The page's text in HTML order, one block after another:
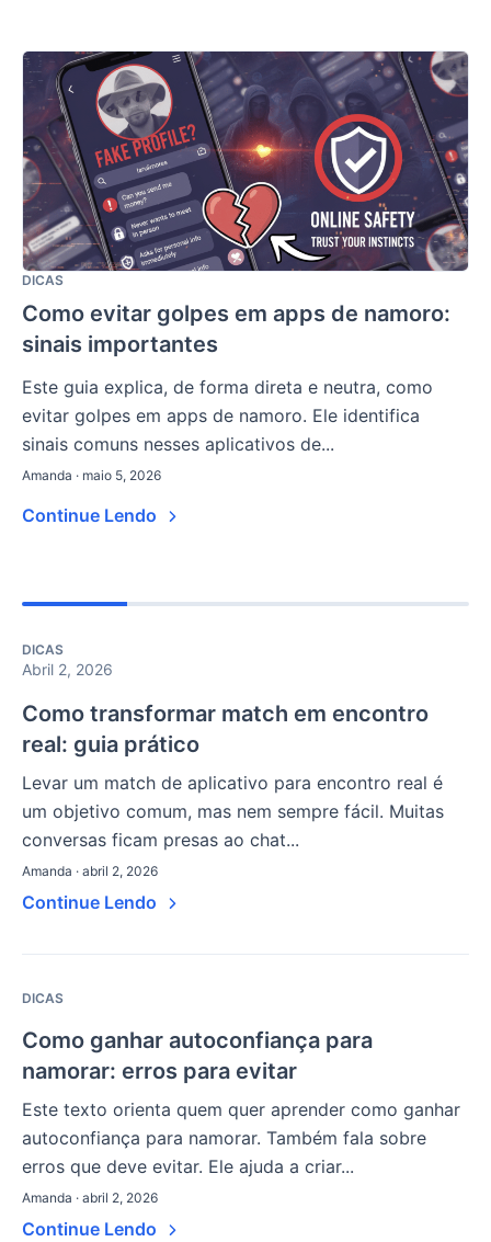
DICAS
Como evitar golpes em apps de namoro:
sinais importantes
Este guia explica, de forma direta e neutra, como
evitar golpes em apps de namoro. Ele identifica
sinais comuns nesses aplicativos de...
Amanda · maio 5, 2026
Continue Lendo
DICAS
Abril 2, 2026
Como transformar match em encontro
real: guia prático
Levar um match de aplicativo para encontro real é
um objetivo comum, mas nem sempre fácil. Muitas
conversas ficam presas ao chat...
Amanda · abril 2, 2026
Continue Lendo
DICAS
Como ganhar autoconfiança para
namorar: erros para evitar
Este texto orienta quem quer aprender como ganhar
autoconfiança para namorar. Também fala sobre
erros que deve evitar. Ele ajuda a criar...
Amanda · abril 2, 2026
Continue Lendo